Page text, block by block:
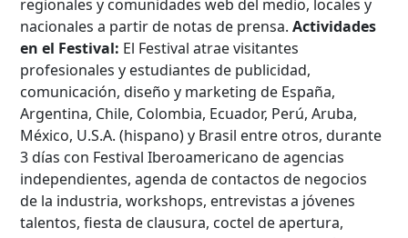
regionales y comunidades web del medio, locales y
nacionales a partir de notas de prensa.Actividades
en el Festival: El Festival atrae visitantes
profesionales y estudiantes de publicidad,
comunicación, diseño y marketing de España,
Argentina, Chile, Colombia, Ecuador, Perú, Aruba,
México, U.S.A. (hispano) y Brasil entre otros, durante
3 días con Festival Iberoamericano de agencias
independientes, agenda de contactos de negocios
de la industria, workshops, entrevistas a jóvenes
talentos, fiesta de clausura, coctel de apertura,
Desde...